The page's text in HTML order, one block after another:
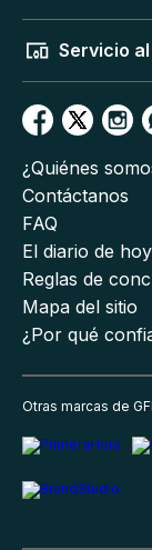
Servicio
¿Quiénes
Contáctanos
FAQ
El diario de hoy
Reglas de
Mapa del sitio
¿Por qué
Otras marcas de